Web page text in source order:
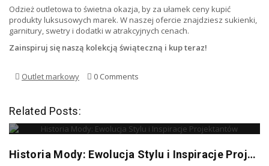
Odzież outletowa to świetna okazja, by za ułamek ceny kupić
produkty luksusowych marek. W naszej ofercie znajdziesz sukienki,
garnitury, swetry i dodatki w atrakcyjnych cenach.
Zainspiruj się naszą kolekcją świąteczną i kup teraz!
Outlet markowy 0 Comments
Related Posts:
Historia Mody: Ewolucja Stylu i Inspiracje Projektantów